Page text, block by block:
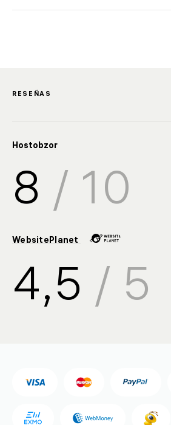
support@
🇺🇦 +380 44
Gratuito para Ucrania
🇺🇦 0 800
RESEÑAS
Hostobzor
8 / 10
WebsitePlanet
4,5 / 5